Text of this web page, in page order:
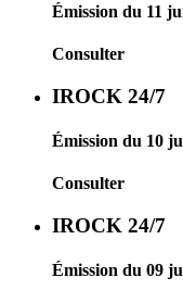
Émission du 11
Consulter
IROCK 24/7
Émission du 10
Consulter
IROCK 24/7
Émission du 09